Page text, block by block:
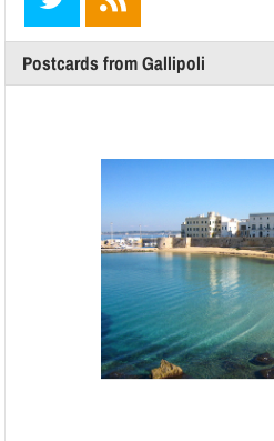
Postcards from Gallipoli